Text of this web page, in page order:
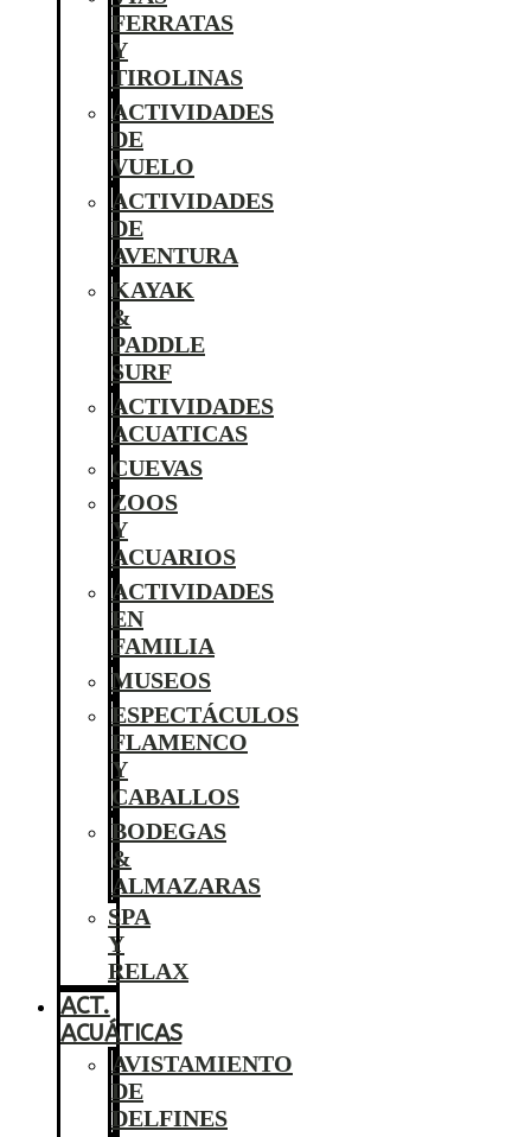
FERRATAS
Y
TIROLINAS
ACTIVIDADES
DE
VUELO
ACTIVIDADES
DE
AVENTURA
KAYAK
&
PADDLE
SURF
ACTIVIDADES
ACUATICAS
CUEVAS
ZOOS
Y
ACUARIOS
ACTIVIDADES
EN
FAMILIA
MUSEOS
ESPECTÁCULOS
FLAMENCO
Y
CABALLOS
BODEGAS
&
ALMAZARAS
SPA
Y
RELAX
ACT.
ACUÁTICAS
AVISTAMIENTO
DE
DELFINES